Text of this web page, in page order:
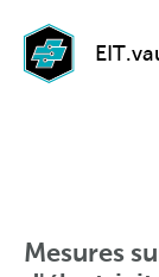
Mesures